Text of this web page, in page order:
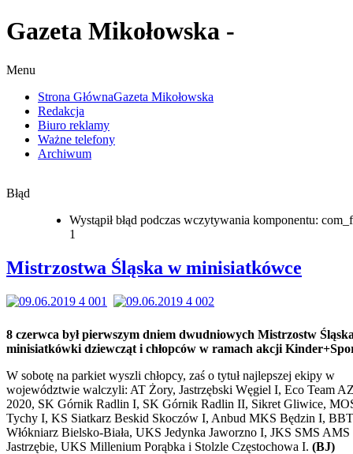
Gazeta Mikołowska -
Menu
Strona GłównaGazeta Mikołowska
Redakcja
Biuro reklamy
Ważne telefony
Archiwum
Błąd
Wystąpił błąd podczas wczytywania komponentu:
1
Mistrzostwa Śląska w minisiatkówce
8 czerwca był pierwszym dniem dwudniowych Mistrzostw
minisiatkówki dziewcząt i chłopców w ramach akcji
W sobotę na parkiet wyszli chłopcy, zaś o tytuł najlepszej ekipy w
województwie walczyli: AT Żory, Jastrzębski Węgiel I, Eco Team
2020, SK Górnik Radlin I, SK Górnik Radlin II, Sikret Gliwice,
Tychy I, KS Siatkarz Beskid Skoczów I, Anbud MKS Będzin I,
Włókniarz Bielsko-Biała, UKS Jedynka Jaworzno I, JKS SMS AMS
Jastrzębie, UKS Millenium Porąbka i Stolzle Częstochowa I. (BJ)